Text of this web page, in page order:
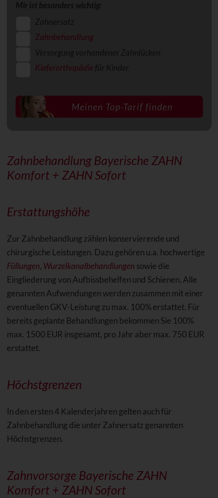
Mir ist besonders wichtig:
Zahnersatz
Zahnbehandlung
Versorgung vorhandener Zahnlücken
Kieferorthopädie für Kinder
Zahnbehandlung Bayerische ZAHN
Komfort + ZAHN Sofort
Erstattungshöhe
Zur Zahnbehandlung zählen konservierende und
chirurgische Leistungen. Dazu gehören u.a. hochwertige
Füllungen, Wurzelkanalbehandlungen sowie die
Eingliederung von Aufbissbehelfen und Schienen. Alle
genannten Aufwendungen werden zusammen mit einer
eventuellen GKV-Leistung zu max. 100% erstattet. Für
bereits geplante Behandlungen bekommen Sie 100%
max. 1500 EUR insgesamt, pro Jahr aber max. 750 EUR
erstattet.
Höchstgrenzen
In den ersten 4 Kalenderjahren gelten auch für
Zahnbehandlung die unter Zahnersatz genannten
Höchstgrenzen.
Zahnvorsorge Bayerische ZAHN
Komfort + ZAHN Sofort